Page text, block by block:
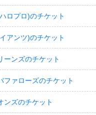
ロプロ)のチケット
アンツ)のチケット
ーンズのチケット
ファローズのチケット
ンズのチケット